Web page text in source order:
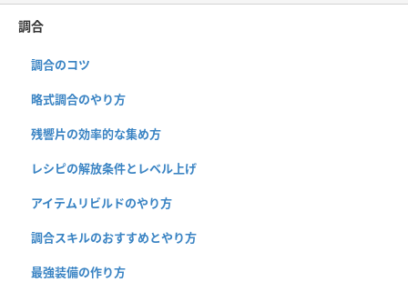
調合
調合のコツ
略式調合のやり方
残響片の効率的な集め方
レシピの解放条件とレベル上げ
アイテムリビルドのやり方
調合スキルのおすすめとやり方
最強装備の作り方